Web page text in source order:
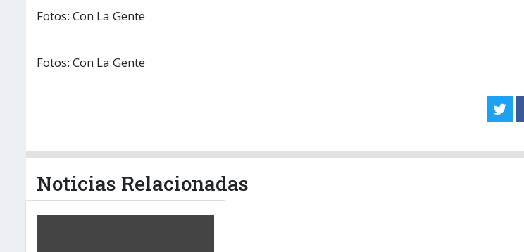
Fotos: Con La Gente
Fotos: Con La Gente
Noticias Relacionadas